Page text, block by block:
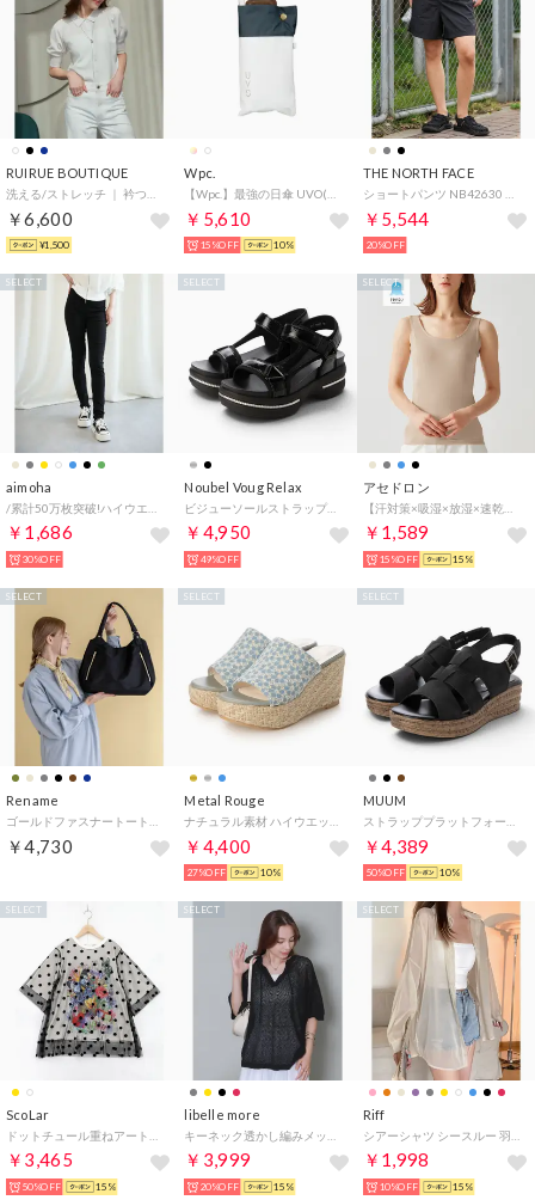
RUIRUE BOUTIQUE
￥6,600
¥1,500
Wpc.
￥5,610
15%OFF 10%
THE NORTH FACE
￥5,544
20%OFF
aimoha
￥1,686
SELECT
30%OFF
Noubel Voug Relax
￥4,950
SELECT
49%OFF
アセドロン
￥1,589
SELECT
15%OFF 15%
Rename
￥4,730
SELECT
Metal Rouge
￥4,400
SELECT
27%OFF 10%
MUUM
￥4,389
SELECT
50%OFF 10%
ScoLar
￥3,465
SELECT
50%OFF 15%
libelle more
￥3,999
SELECT
20%OFF 15%
Riff
￥1,998
SELECT
10%OFF 15%